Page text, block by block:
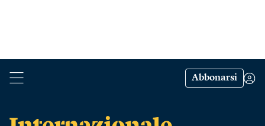
Abbonarsi